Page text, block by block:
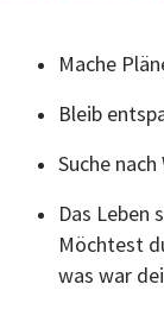
Mache
Bleib
Suche
Das Leben
Möchtest
was war